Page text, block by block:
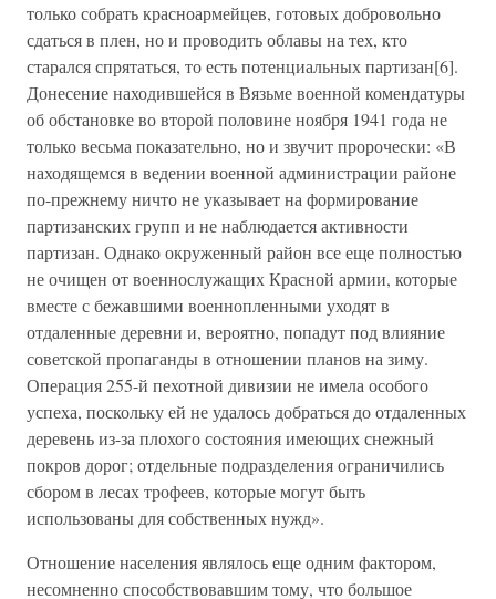
только собрать красноармейцев, готовых добровольно
сдаться в плен, но и проводить облавы на тех, кто
старался спрятаться, то есть потенциальных партизан[6].
Донесение находившейся в Вязьме военной комендатуры
об обстановке во второй половине ноября 1941 года не
только весьма показательно, но и звучит пророчески: «В
находящемся в ведении военной администрации районе
по-прежнему ничто не указывает на формирование
партизанских групп и не наблюдается активности
партизан. Однако окруженный район все еще полностью
не очищен от военнослужащих Красной армии, которые
вместе с бежавшими военнопленными уходят в
отдаленные деревни и, вероятно, попадут под влияние
советской пропаганды в отношении планов на зиму.
Операция 255-й пехотной дивизии не имела особого
успеха, поскольку ей не удалось добраться до отдаленных
деревень из-за плохого состояния имеющих снежный
покров дорог; отдельные подразделения ограничились
сбором в лесах трофеев, которые могут быть
использованы для собственных нужд».
Отношение населения являлось еще одним фактором,
несомненно способствовавшим тому, что большое